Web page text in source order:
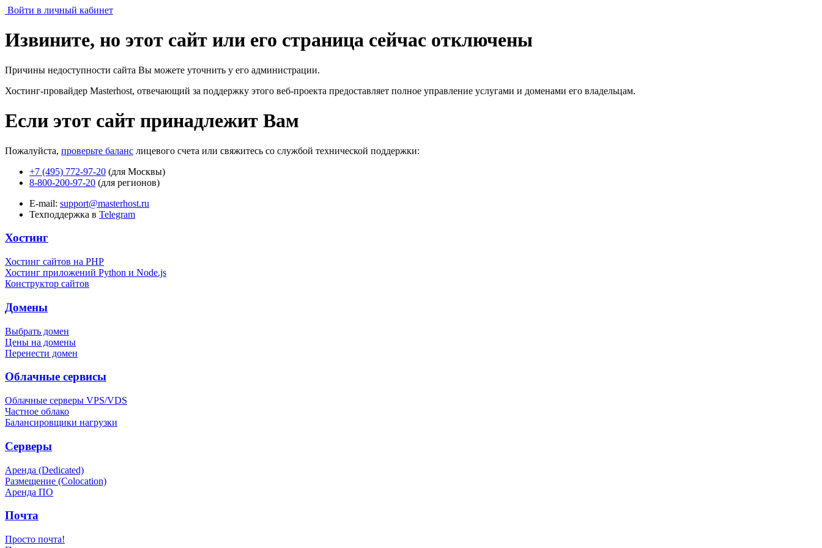
Войти в личный кабинет
Извините, но этот сайт или его страница сейчас отключены
Причины недоступности сайта Вы можете уточнить у его администрации.
Хостинг-провайдер Masterhost, отвечающий за поддержку этого веб-проекта предоставляет полное управление услугами и доменами его владельцам.
Если этот сайт принадлежит Вам
Пожалуйста, проверьте баланс лицевого счета или свяжитесь со службой технической поддержки:
+7 (495) 772-97-20 (для Москвы)
8-800-200-97-20 (для регионов)
E-mail: support@masterhost.ru
Техподдержка в Telegram
Хостинг
Хостинг сайтов на PHP
Хостинг приложений Python и Node.js
Конструктор сайтов
Домены
Выбрать домен
Цены на домены
Перенести домен
Облачные сервисы
Облачные серверы VPS/VDS
Частное облако
Балансировщики нагрузки
Серверы
Аренда (Dedicated)
Размещение (Colocation)
Аренда ПО
Почта
Просто почта!